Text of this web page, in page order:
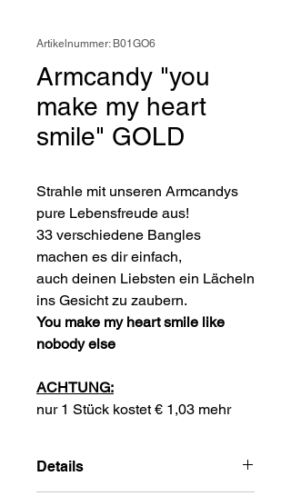
Artikelnummer: B01GO6
Armcandy "you
make my heart
smile" GOLD
Strahle mit unseren Armcandys
pure Lebensfreude aus!
33 verschiedene Bangles
machen es dir einfach,
auch deinen Liebsten ein Lächeln
ins Gesicht zu zaubern.
You make my heart smile like
nobody else
ACHTUNG:
nur 1 Stück kostet € 1,03 mehr
Details